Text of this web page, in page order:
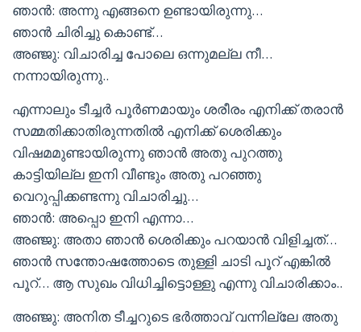
ഞാൻ: അന്നു എങ്ങനെ ഉണ്ടായിരുന്നു…
ഞാൻ ചിരിച്ചു കൊണ്ട്…
അഞ്ജു: വിചാരിച്ച പോലെ ഒന്നുമല്ല നീ…
നന്നായിരുന്നു..
എന്നാലും ടീച്ചർ പൂർണമായും ശരീരം എനിക്ക് തരാൻ
സമ്മതിക്കാതിരുന്നതിൽ എനിക്ക് ശെരിക്കും
വിഷമമുണ്ടായിരുന്നു ഞാൻ അതു പുറത്തു
കാട്ടിയില്ല ഇനി വീണ്ടും അതു പറഞ്ഞു
വെറുപ്പിക്കണ്ടന്നു വിചാരിച്ചു…
ഞാൻ: അപ്പൊ ഇനി എന്നാ…
അഞ്ജു: അതാ ഞാൻ ശെരിക്കും പറയാൻ വിളിച്ചത്…
ഞാൻ സന്തോഷത്തോടെ തുള്ളി ചാടി പൂറ് എങ്കിൽ
പൂറ്… ആ സുഖം വിധിച്ചിട്ടൊള്ളു എന്നു വിചാരിക്കാം..
അഞ്ജു: അനിത ടീച്ചറുടെ ഭർത്താവ് വന്നില്ലേ അതു